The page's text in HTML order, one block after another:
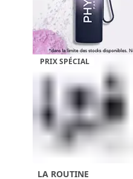
PRIX SPÉCIAL
LA ROUTINE